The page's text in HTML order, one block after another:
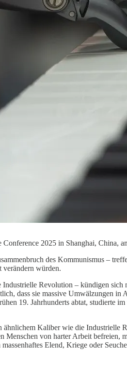
2025 in Shanghai, China,
des Kommunismus –
verändern würden.
Revolution – kündigen
dass sie massive Umwälzungen
19. Jahrhunderts abtat, studierte
Kaliber wie die
von harter Arbeit
Elend, Kriege oder